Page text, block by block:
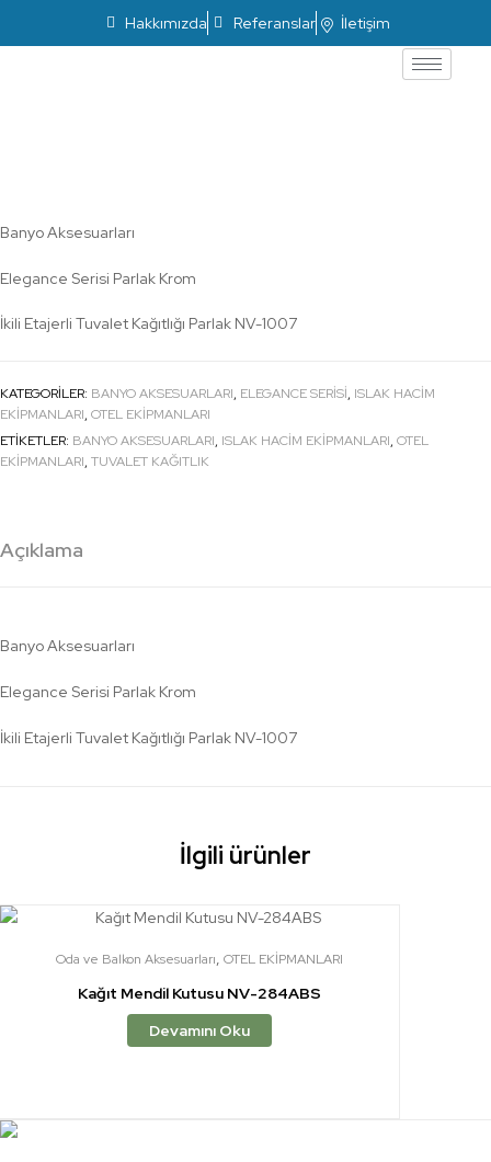
Hakkımızda Referanslar İletişim
Banyo Aksesuarları
Elegance Serisi Parlak Krom
İkili Etajerli Tuvalet Kağıtlığı Parlak NV-1007
KATEGORILER: BANYO AKSESUARLARI, ELEGANCE SERISI, ISLAK HACİM
EKİPMANLARI, OTEL EKİPMANLARI
ETIKETLER: BANYO AKSESUARLARI, ISLAK HACİM EKİPMANLARI, OTEL
EKİPMANLARI, TUVALET KAĞITLIK
Açıklama
Banyo Aksesuarları
Elegance Serisi Parlak Krom
İkili Etajerli Tuvalet Kağıtlığı Parlak NV-1007
İlgili ürünler
Oda ve Balkon Aksesuarları, OTEL EKİPMANLARI
Kağıt Mendil Kutusu NV-284ABS
Devamını Oku